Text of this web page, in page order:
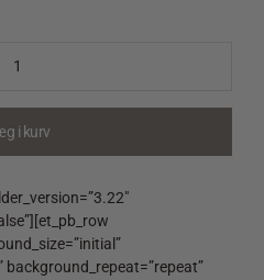
i kurv